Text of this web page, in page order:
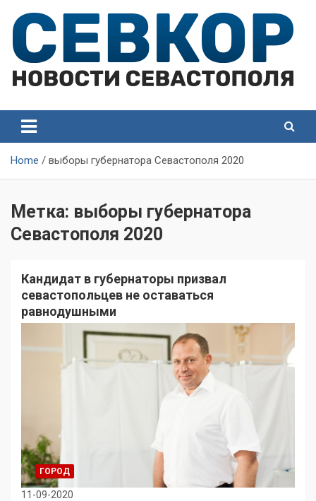
content
Севастополя
Севастополя
Home выборы губернатора Севастополя 2020
Метка: выборы губернатора
Севастополя 2020
Кандидат в губернаторы призвал
севастопольцев не оставаться
равнодушными
ГОРОД
11-09-2020